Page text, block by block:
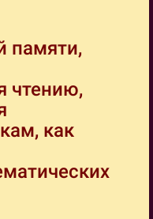
памяти,
чтению,
как